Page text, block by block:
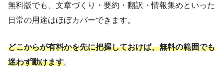
無料版でも、文章づくり・要約・翻訳・情報集めといった
日常の用途はほぼカバーできます。
どこからが有料かを先に把握しておけば、無料の範囲でも
迷わず動けます。